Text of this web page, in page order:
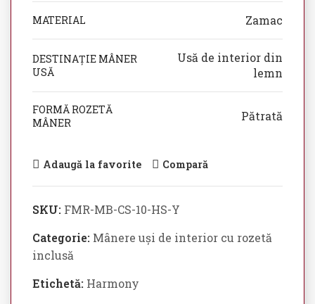
MATERIAL Zamac
DESTINAȚIE MÂNER
USĂ
Usă de interior din
lemn
FORMĂ ROZETĂ
MÂNER
Pătrată
Adaugă la favorite Compară
SKU: FMR-MB-CS-10-HS-Y
Categorie: Mânere uși de interior cu rozetă
inclusă
Etichetă: Harmony